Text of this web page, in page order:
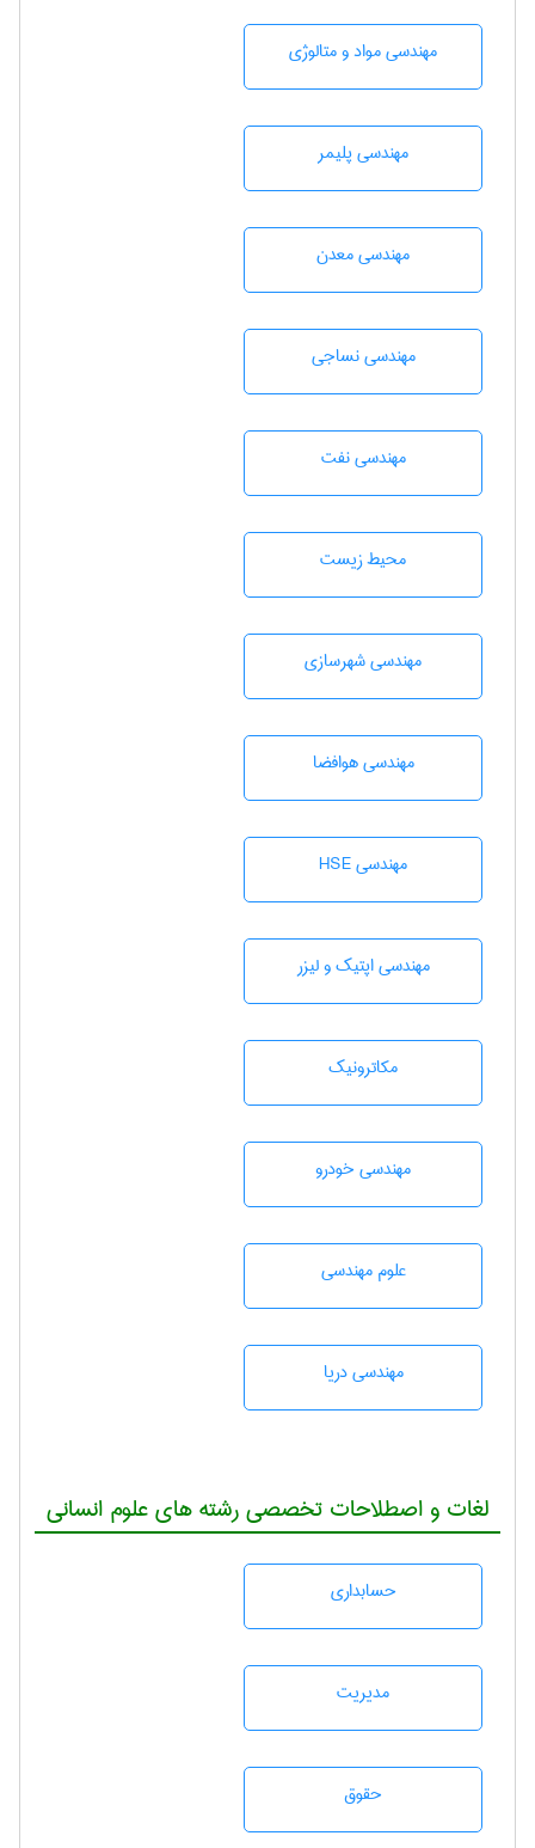
مهندسی مواد و متالوژی
مهندسی پليمر
مهندسی معدن
مهندسي نساجی
مهندسی نفت
محيط زيست
مهندسی شهرسازی
مهندسی هوافضا
مهندسی HSE
مهندسی اپتیک و لیزر
مکاترونیک
مهندسی خودرو
علوم مهندسی
مهندسی دریا
لغات و اصطلاحات تخصصی رشته های علوم انسانی
حسابداری
مديريت
حقوق